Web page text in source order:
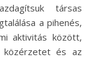
társas
a pihenés,
aktivitás között,
és az